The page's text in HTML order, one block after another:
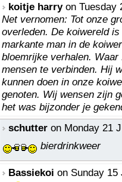
koitje harryon Tuesday
Net vernomen: Tot onze
overleden. De koiwereld
markante man in de
bloemrijke verhalen.
mensen te verbinden. Hij
kunnen doen in onze
genoten. Wij wensen zijn
het was bijzonder je
schutter on Monday 21
bierdrinkweer
Bassiekoi on Sunday 15